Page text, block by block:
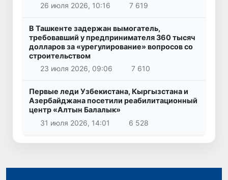
26 июля 2026, 10:16
7 619
В Ташкенте задержан вымогатель,
требовавший у предпринимателя 360 тысяч
долларов за «урегулирование» вопросов со
строительством
23 июля 2026, 09:06
7 610
Первые леди Узбекистана, Кыргызстана и
Азербайджана посетили реабилитационный
центр «Алтын Балалык»
31 июля 2026, 14:01
6 528